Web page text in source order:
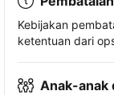
Kebijakan
ketentuan dari
Anak-anak